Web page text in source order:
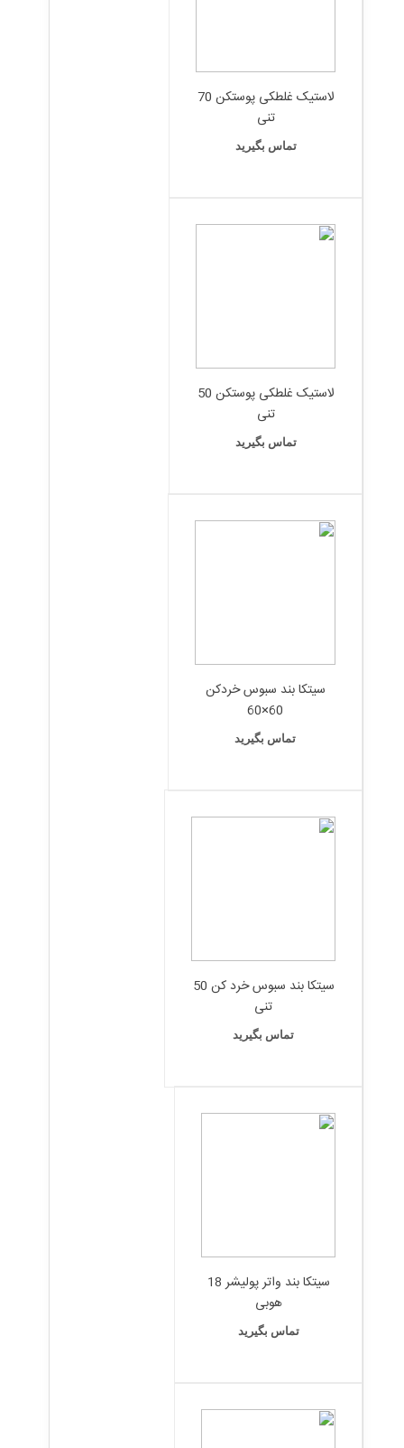
لاستیک غلطکی پوستکن 70
تنی
تماس بگیرید
لاستیک غلطکی پوستکن 50
تنی
تماس بگیرید
سیتکا بند سبوس خردکن
60×60
تماس بگیرید
سیتکا بند سبوس خرد کن 50
تنی
تماس بگیرید
سیتکا بند واتر پولیشر 18
هوبی
تماس بگیرید